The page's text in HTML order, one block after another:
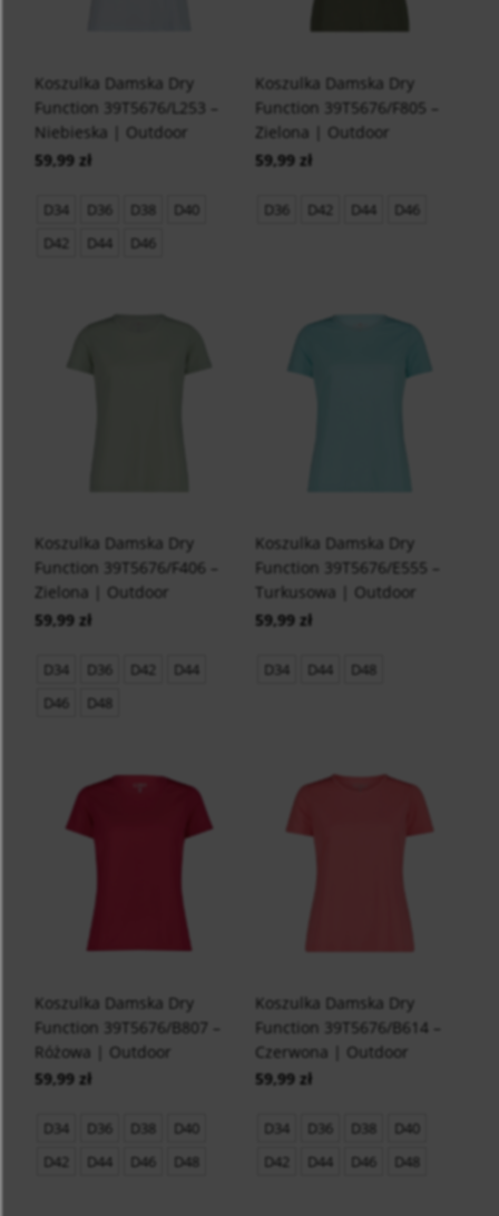
Koszulka Damska Dry
Function 39T5676/L253 –
Niebieska | Outdoor
59,99 zł
D34 D36 D38
D40
D42
D44 D46
Koszulka Damska Dry
Function 39T5676/F805 –
Zielona | Outdoor
59,99 zł
D36 D42 D44 D46
Koszulka Damska Dry
Function 39T5676/F406 –
Zielona | Outdoor
59,99 zł
D34 D36 D42
D44
D46
D48
Koszulka Damska Dry
Function 39T5676/E555 –
Turkusowa | Outdoor
59,99 zł
D34 D44 D48
Koszulka Damska Dry
Function 39T5676/B807 –
Różowa | Outdoor
59,99 zł
D34 D36 D38
D40
D42
D44 D46 D48
Koszulka Damska Dry
Function 39T5676/B614 –
Czerwona | Outdoor
59,99 zł
D34 D36 D38
D40
D42
D44 D46 D48